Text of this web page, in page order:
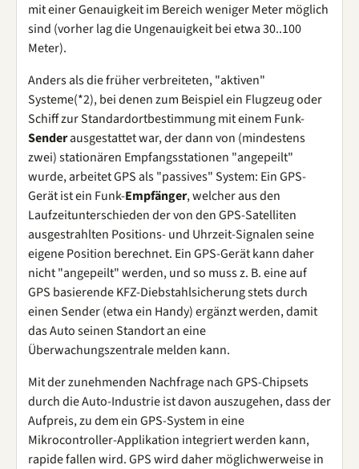
mit einer Genauigkeit im Bereich weniger Meter möglich
sind (vorher lag die Ungenauigkeit bei etwa 30..100
Meter).
Anders als die früher verbreiteten, "aktiven"
Systeme(*2), bei denen zum Beispiel ein Flugzeug oder
Schiff zur Standardortbestimmung mit einem Funk-
Senderausgestattet war, der dann von (mindestens
zwei) stationären Empfangsstationen "angepeilt"
wurde, arbeitet GPS als "passives" System: Ein GPS-
Gerät ist ein Funk-Empfänger, welcher aus den
Laufzeitunterschieden der von den GPS-Satelliten
ausgestrahlten Positions- und Uhrzeit-Signalen seine
eigene Position berechnet. Ein GPS-Gerät kann daher
nicht "angepeilt" werden, und so muss z. B. eine auf
GPS basierende KFZ-Diebstahlsicherung stets durch
einen Sender (etwa ein Handy) ergänzt werden, damit
das Auto seinen Standort an eine
Überwachungszentrale melden kann.
Mit der zunehmenden Nachfrage nach GPS-Chipsets
durch die Auto-Industrie ist davon auszugehen, dass der
Aufpreis, zu dem ein GPS-System in eine
Mikrocontroller-Applikation integriert werden kann,
rapide fallen wird. GPS wird daher möglichwerweise in